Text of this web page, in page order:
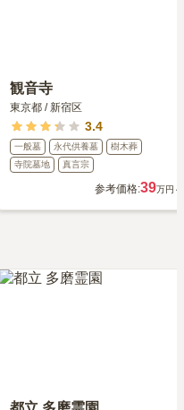
観音寺
東京都 /新宿区
3.4
一般墓 永代供養墓
樹木葬
寺院墓地
真言宗
参考価格:39万円～